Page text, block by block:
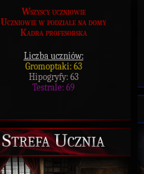
Wszyscy uczniowie
Uczniowie w podziale na domy
Kadra profesorska
Liczba uczniów:
Gromoptaki: 63
Hipogryfy: 63
Testrale: 69
Strefa Ucznia